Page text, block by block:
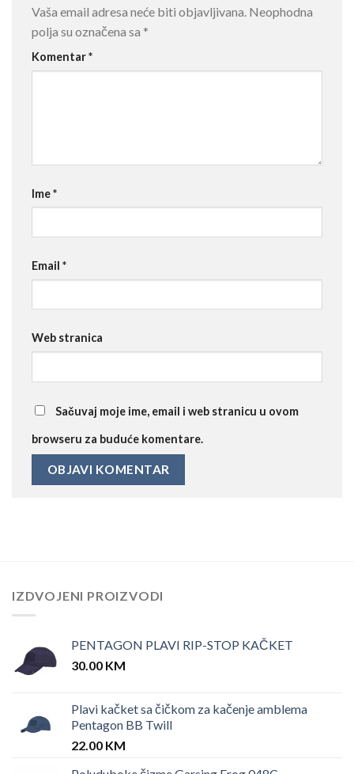
Vaša email adresa neće biti objavljivana. Neophodna
polja su označena sa *
Komentar*
Ime*
Email *
Web stranica
Sačuvaj moje ime, email i web stranicu u ovom
browseru za buduće komentare.
IZDVOJENI PROIZVODI
PENTAGON PLAVI RIP-STOP KAČKET
30.00 KM
Plavi kačket sa čičkom za kačenje amblema
Pentagon BB Twill
22.00 KM